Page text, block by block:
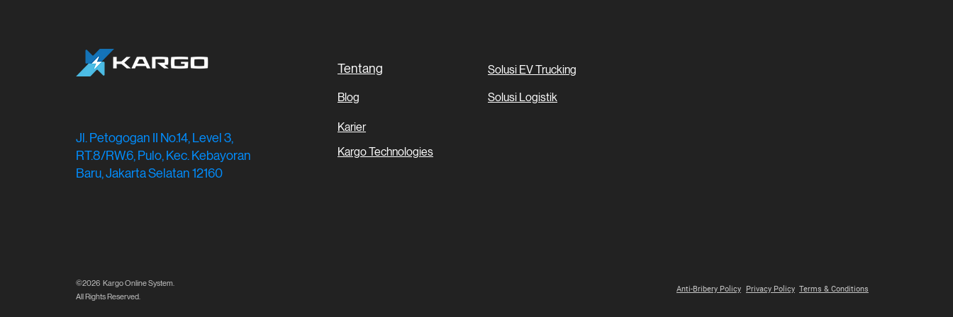
Jl. Petogogan II No.14, Level 3,
RT.8/RW.6, Pulo, Kec. Kebayoran
Baru, Jakarta Selatan 12160
©2026 Kargo Online System.
All Rights Reserved.
Tentang
Blog
Solusi EV Trucking
Solusi Logistik
Karier
Kargo Technologies
Anti-Bribery Policy Privacy Policy Terms & Conditions